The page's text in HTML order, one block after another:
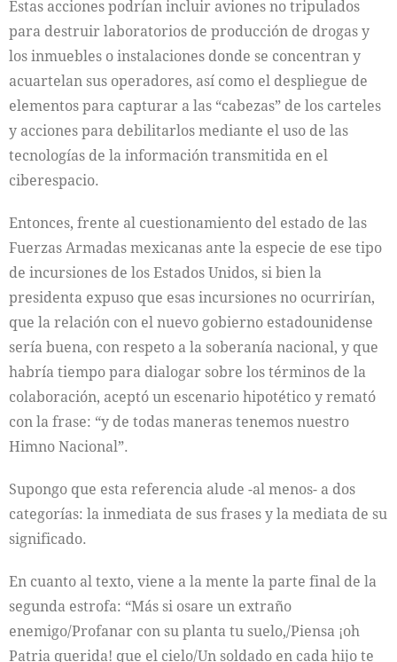
Estas acciones podrían incluir aviones no tripulados
para destruir laboratorios de producción de drogas y
los inmuebles o instalaciones donde se concentran y
acuartelan sus operadores, así como el despliegue de
elementos para capturar a las “cabezas” de los carteles
y acciones para debilitarlos mediante el uso de las
tecnologías de la información transmitida en el
ciberespacio.
Entonces, frente al cuestionamiento del estado de las
Fuerzas Armadas mexicanas ante la especie de ese tipo
de incursiones de los Estados Unidos, si bien la
presidenta expuso que esas incursiones no ocurrirían,
que la relación con el nuevo gobierno estadounidense
sería buena, con respeto a la soberanía nacional, y que
habría tiempo para dialogar sobre los términos de la
colaboración, aceptó un escenario hipotético y remató
con la frase: “y de todas maneras tenemos nuestro
Himno Nacional”.
Supongo que esta referencia alude -al menos- a dos
categorías: la inmediata de sus frases y la mediata de su
significado.
En cuanto al texto, viene a la mente la parte final de la
segunda estrofa: “Más si osare un extraño
enemigo/Profanar con su planta tu suelo,/Piensa ¡oh
Patria querida! que el cielo/Un soldado en cada hijo te